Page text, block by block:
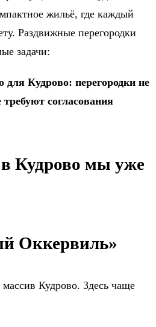
жильё, где каждый
Раздвижные перегородки
задачи:
для Кудрово: перегородки не
согласования
Кудрово мы уже
Оккервиль»
Кудрово. Здесь чаще